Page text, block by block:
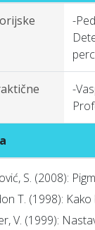
-
-
S. (2008):
T. (1998):
V. (1999):